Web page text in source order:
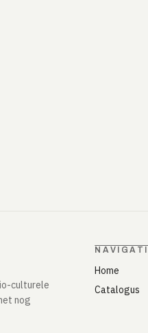
culturele
nog
Home
Catalogus